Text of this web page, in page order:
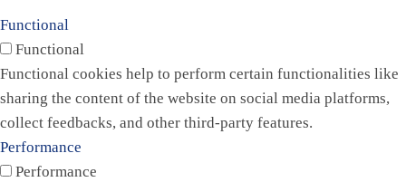
Functional
Functional
Functional cookies help to perform certain functionalities like
sharing the content of the website on social media platforms,
collect feedbacks, and other third-party features.
Performance
Performance